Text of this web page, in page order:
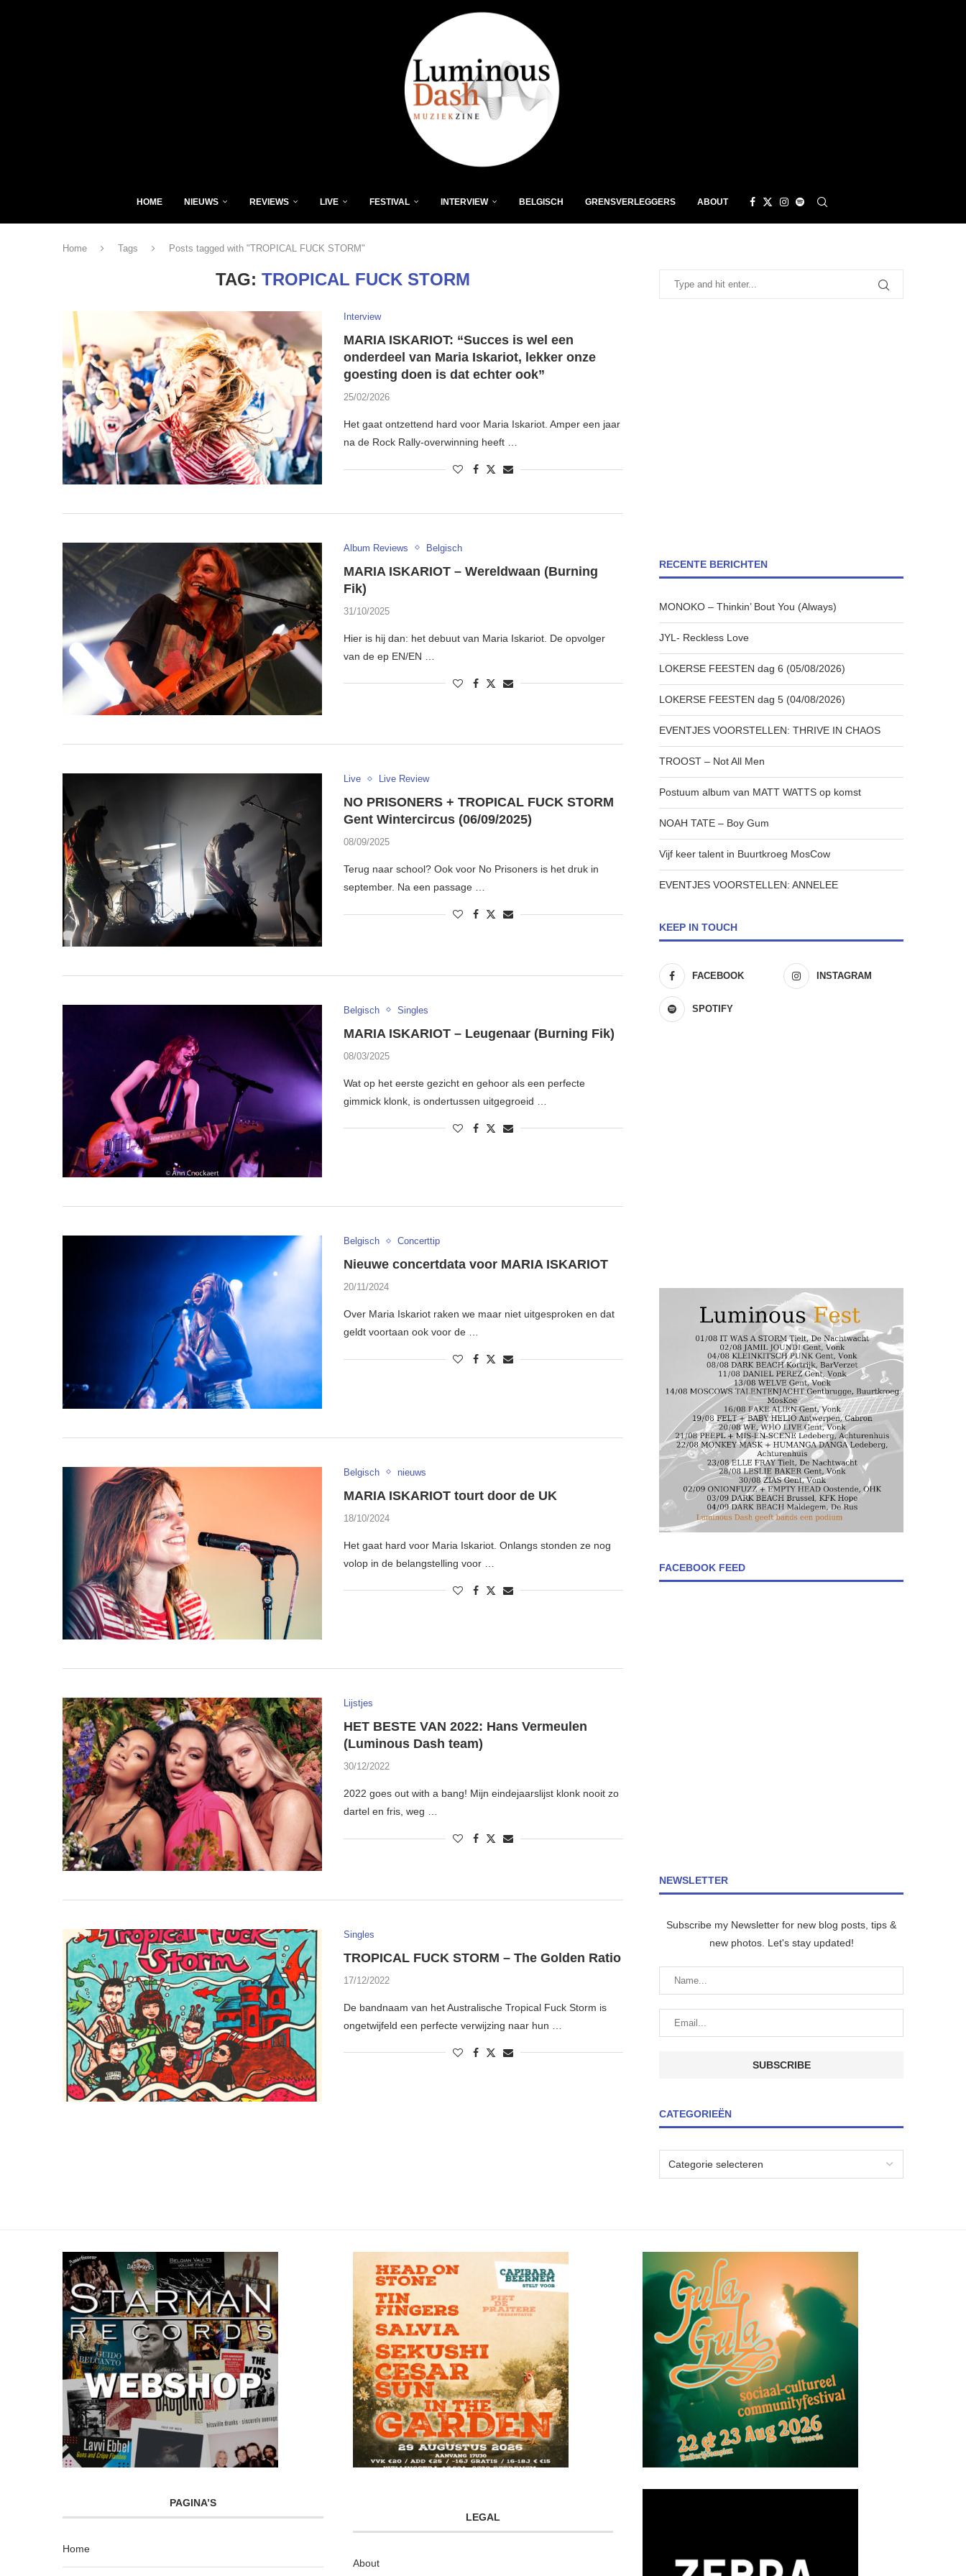
HOME NIEUWS REVIEWS LIVE FESTIVAL INTERVIEW BELGISCH GRENSVERLEGGERS ABOUT
Home Tags Posts tagged with "TROPICAL FUCK STORM"
TAG: TROPICAL FUCK STORM
Interview
MARIA ISKARIOT: “Succes is wel een
onderdeel van Maria Iskariot, lekker onze
goesting doen is dat echter ook”
25/02/2026
Het gaat ontzettend hard voor Maria Iskariot. Amper een jaar
na de Rock Rally-overwinning heeft …
Album Reviews Belgisch
MARIA ISKARIOT – Wereldwaan (Burning
Fik)
31/10/2025
Hier is hij dan: het debuut van Maria Iskariot. De opvolger
van de ep EN/EN …
Live Live Review
NO PRISONERS + TROPICAL FUCK STORM
Gent Wintercircus (06/09/2025)
08/09/2025
Terug naar school? Ook voor No Prisoners is het druk in
september. Na een passage …
Belgisch Singles
MARIA ISKARIOT – Leugenaar (Burning Fik)
08/03/2025
Wat op het eerste gezicht en gehoor als een perfecte
gimmick klonk, is ondertussen uitgegroeid …
Belgisch Concerttip
Nieuwe concertdata voor MARIA ISKARIOT
20/11/2024
Over Maria Iskariot raken we maar niet uitgesproken en dat
geldt voortaan ook voor de …
Belgisch nieuws
MARIA ISKARIOT tourt door de UK
18/10/2024
Het gaat hard voor Maria Iskariot. Onlangs stonden ze nog
volop in de belangstelling voor …
Lijstjes
HET BESTE VAN 2022: Hans Vermeulen
(Luminous Dash team)
30/12/2022
2022 goes out with a bang! Mijn eindejaarslijst klonk nooit zo
dartel en fris, weg …
Singles
TROPICAL FUCK STORM – The Golden Ratio
17/12/2022
De bandnaam van het Australische Tropical Fuck Storm is
ongetwijfeld een perfecte verwijzing naar hun …
RECENTE BERICHTEN
MONOKO – Thinkin’ Bout You (Always)
JYL- Reckless Love
LOKERSE FEESTEN dag 6 (05/08/2026)
LOKERSE FEESTEN dag 5 (04/08/2026)
EVENTJES VOORSTELLEN: THRIVE IN CHAOS
TROOST – Not All Men
Postuum album van MATT WATTS op komst
NOAH TATE – Boy Gum
Vijf keer talent in Buurtkroeg MosCow
EVENTJES VOORSTELLEN: ANNELEE
KEEP IN TOUCH
FACEBOOK INSTAGRAM
SPOTIFY
FACEBOOK FEED
NEWSLETTER
Subscribe my Newsletter for new blog posts, tips &
new photos. Let's stay updated!
CATEGORIEËN
PAGINA’S
Home
LEGAL
About